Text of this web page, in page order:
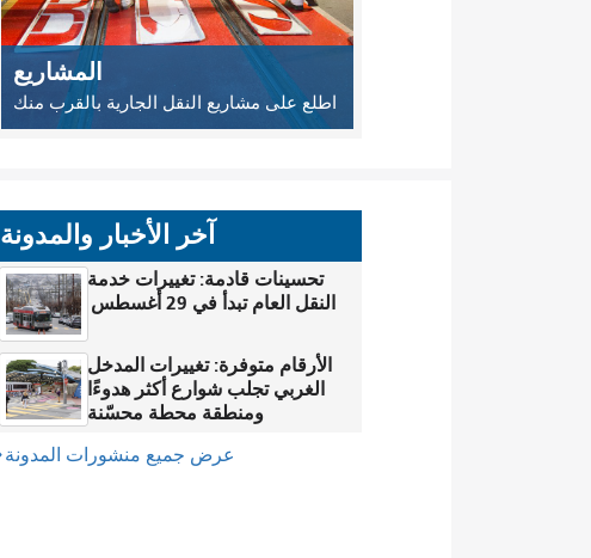
المشاريع
اطلع على مشاريع النقل الجارية بالقرب منك
آخر الأخبار والمدونة
تحسينات قادمة: تغييرات خدمة
النقل العام تبدأ في 29 أغسطس
الأرقام متوفرة: تغييرات المدخل
الغربي تجلب شوارع أكثر هدوءًا
ومنطقة محطة محسّنة
عرض جميع منشورات المدونة